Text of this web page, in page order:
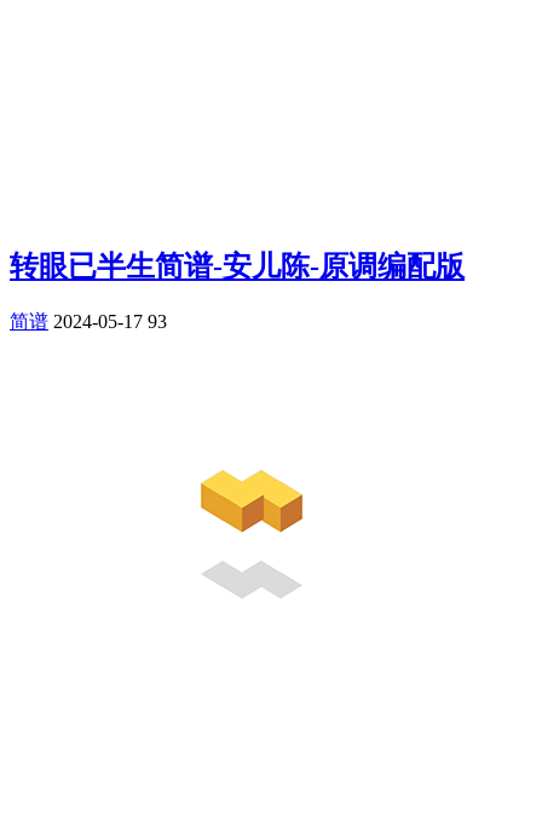
转眼已半生简谱-安儿陈-原调编配版
简谱 2024-05-17 93